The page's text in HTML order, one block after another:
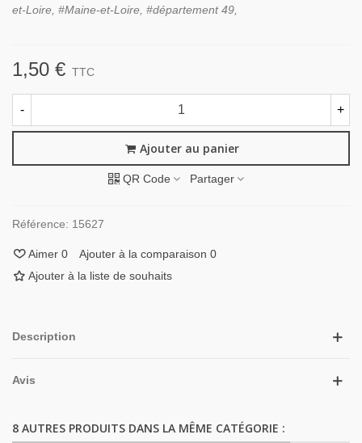
et-Loire, #Maine-et-Loire, #département 49,
1,50 € TTC
- +
Ajouter au panier
QR Code Partager
Référence: 15627
Aimer 0 Ajouter à la comparaison 0
Ajouter à la liste de souhaits
Description
Avis
8 AUTRES PRODUITS DANS LA MÊME CATÉGORIE :